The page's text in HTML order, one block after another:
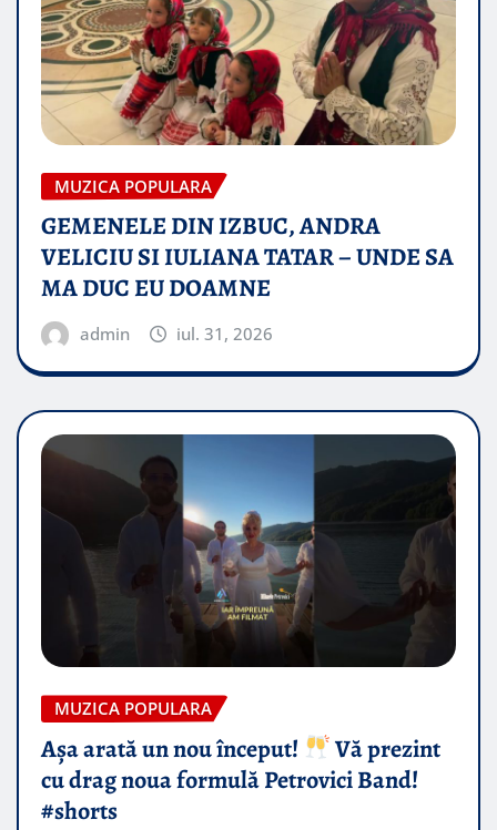
MUZICA POPULARA
GEMENELE DIN IZBUC, ANDRA
VELICIU SI IULIANA TATAR – UNDE SA
MA DUC EU DOAMNE
admin iul. 31, 2026
MUZICA POPULARA
Așa arată un nou început!
Vă prezint
cu drag noua formulă Petrovici Band!
#shorts